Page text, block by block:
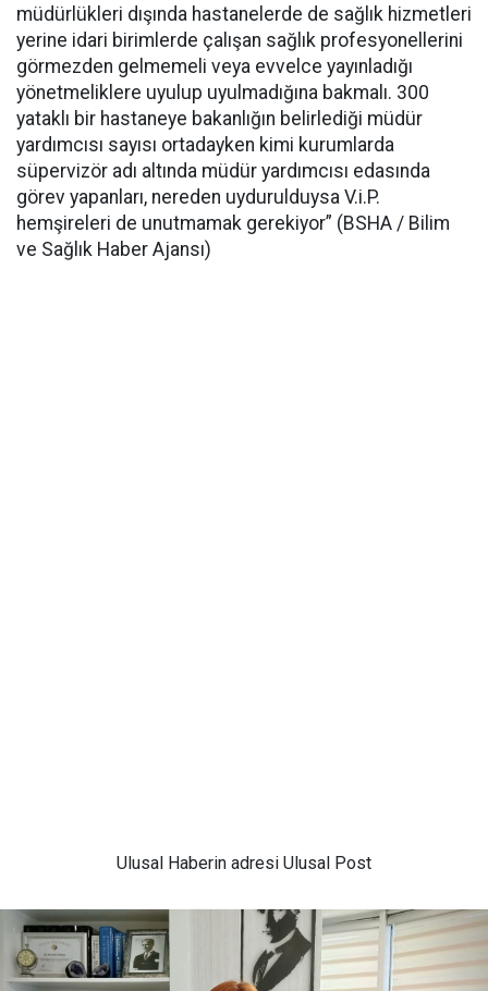
müdürlükleri dışında hastanelerde de sağlık hizmetleri
yerine idari birimlerde çalışan sağlık profesyonellerini
görmezden gelmemeli veya evvelce yayınladığı
yönetmeliklere uyulup uyulmadığına bakmalı. 300
yataklı bir hastaneye bakanlığın belirlediği müdür
yardımcısı sayısı ortadayken kimi kurumlarda
süpervizör adı altında müdür yardımcısı edasında
görev yapanları, nereden uydurulduysa V.i.P.
hemşireleri de unutmamak gerekiyor” (BSHA / Bilim
ve Sağlık Haber Ajansı)
Ulusal Haberin adresi Ulusal Post